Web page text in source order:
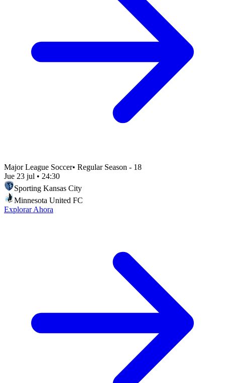
Major League Soccer• Regular Season - 18
Jue 23 jul • 24:30
Sporting Kansas City
Minnesota United FC
Explorar Ahora